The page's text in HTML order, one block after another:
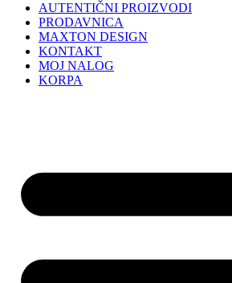
AUTENTIČNI PROIZVODI
PRODAVNICA
MAXTON DESIGN
KONTAKT
MOJ NALOG
KORPA